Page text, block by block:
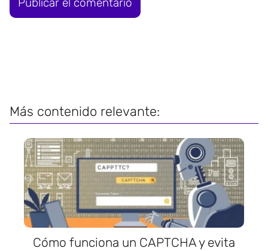
Más contenido relevante:
Cómo funciona un CAPTCHA y evita